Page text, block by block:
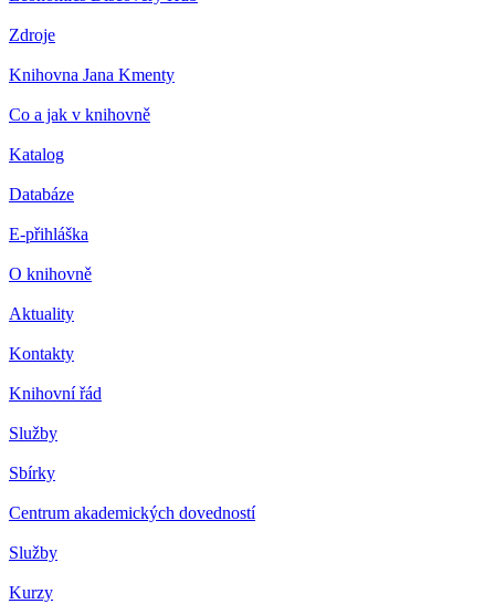
Zdroje
Knihovna Jana Kmenty
Co a jak v knihovně
Katalog
Databáze
E-přihláška
O knihovně
Aktuality
Kontakty
Knihovní řád
Služby
Sbírky
Centrum akademických dovedností
Služby
Kurzy